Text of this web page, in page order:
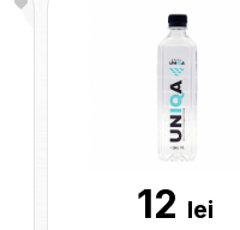
12 lei